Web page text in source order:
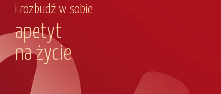
i rozbudź w sobie
apetyt
na życie